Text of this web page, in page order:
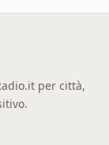
per città,